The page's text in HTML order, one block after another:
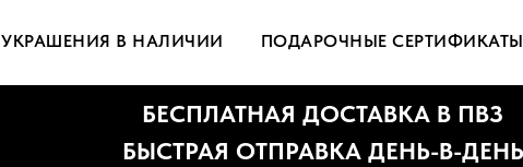
УКРАШЕНИЯ В НАЛИЧИИ ПОДАРОЧНЫЕ СЕРТИФИКАТЫ
БЫСТРАЯ ОТПРАВКА ДЕНЬ-В-ДЕНЬ